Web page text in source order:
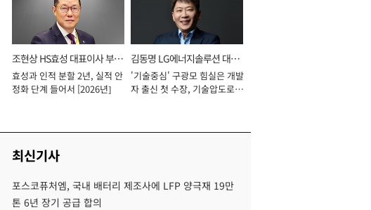
조현상 HS효성 대표이사 부회
장
효성과 인적 분할 2년, 실적 안
정화 단계 들어서 [2026년]
김동명 LG에너지솔루션 대표
이사 사장
'기술중심' 구광모 힘실은 개발
자 출신 첫 수장, 기술압도로
최신기사
포스코퓨처엠, 국내 배터리 제조사에 LFP 양극재 19만
톤 6년 장기 공급 합의